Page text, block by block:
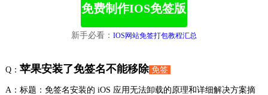
免费制作IOS免签版
新手必看： IOS网站免签打包教程汇总
Q： 苹果安装了免签名不能移除 免签
A：标题：免签名安装的 iOS 应用无法卸载的原理和详细解决方案摘